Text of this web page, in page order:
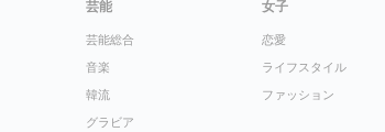
芸能
芸能総合
音楽
韓流
グラビア
女子
恋愛
ライフスタイル
ファッション